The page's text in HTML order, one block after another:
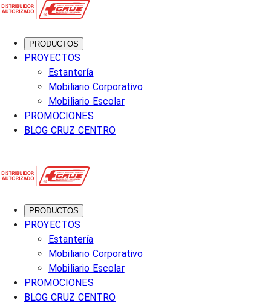
PRODUCTOS
PROYECTOS
Estantería
Mobiliario Corporativo
Mobiliario Escolar
PROMOCIONES
BLOG CRUZ CENTRO
PRODUCTOS
PROYECTOS
Estantería
Mobiliario Corporativo
Mobiliario Escolar
PROMOCIONES
BLOG CRUZ CENTRO